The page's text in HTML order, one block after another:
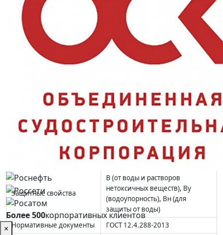
Три класса защиты:
В, Ву и Вн — надёжный барьер от воды
и нетоксичных растворов;
Ткань Оксфорд:
плотное плетение устойчиво к истиранию и
зацепам;
Лимонный цвет:
дополнительная заметность на объектах с
непогоду.
Характеристики и стандарты
Модель
Плащ ТАЙФУН (тк. Оксфорд)
молния
Оксфорд, 100% ПЭ
Защитные свойства
В (от воды и растворов
нетоксичных веществ), Ву
(водоупорность), Вн (для
защиты от воды)
Нормативные документы
ГОСТ 12.4.288-2013
Более 500корпоративных клиентов
×